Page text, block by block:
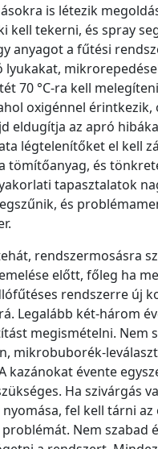
is létezik
kell tekerni, és spray
anyagot a fűtési
lyukakat,
70 °C-ra kell
oxigénnel érintkezik,
eldugítja az apró
légtelenítőket el kell
tömítőanyag, és
tapasztalatok
és
rendszermosásra
előtt, főleg ha
rendszerre új
Legalább két-három
megismételni. Nem
mikrobuborék-
kazánokat évente
Ha szivárgás
fel kell tárni az
Nem szabad